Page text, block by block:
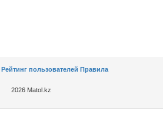
Рейтинг пользователей Правила
2026 Matol.kz